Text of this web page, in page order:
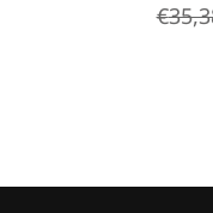
€